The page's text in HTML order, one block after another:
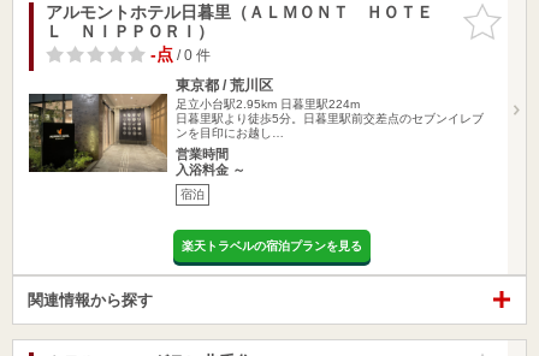
お気に入
りに追加
アルモントホテル日暮里（ＡＬＭＯＮＴ ＨＯＴＥ
Ｌ ＮＩＰＰＯＲＩ）
-点/ 0 件
東京都 / 荒川区
足立小台駅2.95km 日暮里駅224m
日暮里駅より徒歩5分。日暮里駅前交差点のセブンイレブ
ンを目印にお越し…
営業時間
入浴料金 ～
宿泊
楽天トラベルの宿泊プランを見る
関連情報から探す